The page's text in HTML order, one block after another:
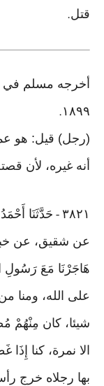
قتل.
أخرجه مسلم في
١٨٩٩.
(رجل) قيل: هو
أنه غيره، لأن
٣٨٢١ - حَدَّثَنَا
عن شقيق، عن
هَاجَرْنَا مَعَ رَسُولِ
على الله، ومنا
شيئا، كان مِنْهُمْ
الا نمرة، كنا
بها رجلاه خرج